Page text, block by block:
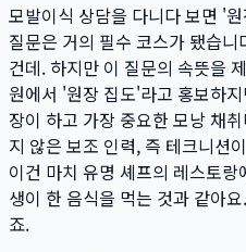
모발이식 상담을 다니다 보면 '
질문은 거의 필수 코스가 됐습
건데. 하지만 이 질문의 속뜻을
원에서 '원장 집도'라고 홍보하
장이 하고 가장 중요한 모낭 채
지 않은 보조 인력, 즉 테크니션
이건 마치 유명 셰프의 레스토
생이 한 음식을 먹는 것과 같아
죠.